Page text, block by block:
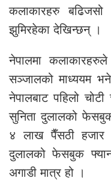
कलाकारहरु
झुमिरहेका देखिन्छन् ।
नेपालमा
सञ्जालको माध्ययम
नेपालबाट पहिलो
सुनिता दुलालको
४ लाख पैँसठी हजार
दुलालको फेसबुक
अगाडी मात्र हो ।